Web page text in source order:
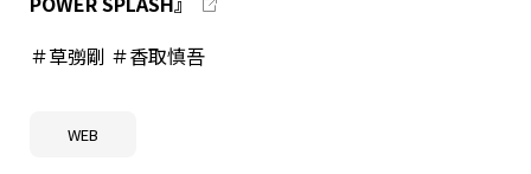
＃草彅剛 ＃香取慎吾
WEB